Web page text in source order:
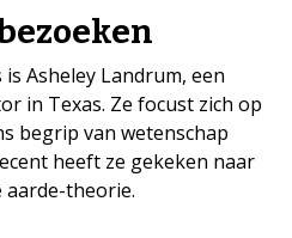
Asheley Landrum, een
in Texas. Ze focust zich op
begrip van wetenschap
heeft ze gekeken naar
aarde-theorie.